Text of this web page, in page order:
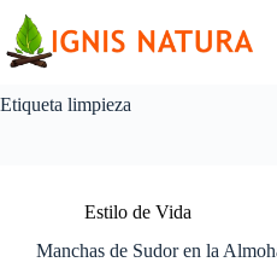
contenido
Etiqueta limpieza
Estilo de Vida
Manchas de Sudor en la